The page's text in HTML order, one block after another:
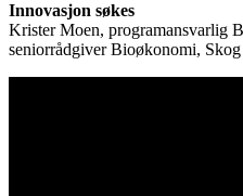
Innovasjon søkes
Krister Moen, programansvarlig
seniorrådgiver Bioøkonomi,